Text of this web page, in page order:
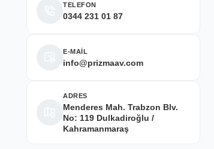
Deneyimini Paylaş
TELEFON
0344 231 01 87
E-MAİL
info@prizmaav.com
ADRES
Menderes Mah. Trabzon Blv.
No: 119 Dulkadiroğlu /
Kahramanmaraş